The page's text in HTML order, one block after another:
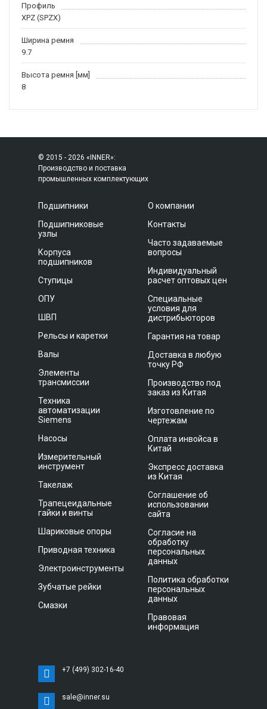
Профиль
XPZ (SPZX)
Ширина ремня
9.7
Высота ремня [мм]
8
© 2015 - 2026 «INNER»:
Производство и поставка
промышленных комплектующих
Подшипники
Подшипниковые
узлы
Корпуса
подшипников
Ступицы
ОПУ
ШВП
Рельсы и каретки
Валы
Элементы
трансмиссии
Техника
автоматизации
Siemens
Насосы
Измерительный
инструмент
Такелаж
Трапецеидальные
гайки и винты
Шариковые опоры
Приводная техника
Электроинструменты
Зубчатые рейки
Смазки
О компании
Контакты
Часто задаваемые
вопросы
Индивидуальный
расчет оптовых цен
Специальные
условия для
дистрибьюторов
Гарантия на товар
Доставка в любую
точку РФ
Производство под
заказ из Китая
Изготовление по
чертежам
Оплата инвойса в
Китай
Экспресс доставка
из Китая
Соглашение об
использовании
сайта
Согласие на
обработку
персональных
данных
Политика обработки
персональных
данных
Правовая
информация
+7 (499) 302-16-40
sale@inner.su